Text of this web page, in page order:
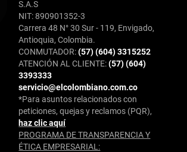
S.A.S
NIT: 890901352-3
Carrera 48 N° 30 Sur - 119, Envigado,
Antioquia, Colombia.
CONMUTADOR:(57) (604) 3315252
ATENCIÓN AL CLIENTE:(57) (604)
3393333
servicio@elcolombiano.com.co
*Para asuntos relacionados con
peticiones, quejas y reclamos (PQR),
haz clic aquí
PROGRAMA DE TRANSPARENCIA Y
ÉTICA EMPRESARIAL: